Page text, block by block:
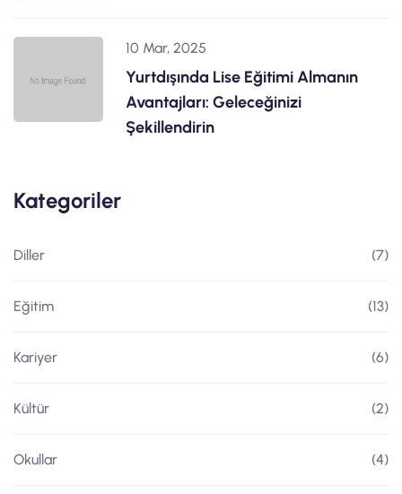
10 Mar, 2025
Yurtdışında Lise Eğitimi Almanın
Avantajları: Geleceğinizi
Şekillendirin
Kategoriler
Diller (7)
Eğitim (13)
Kariyer (6)
Kültür (2)
Okullar (4)